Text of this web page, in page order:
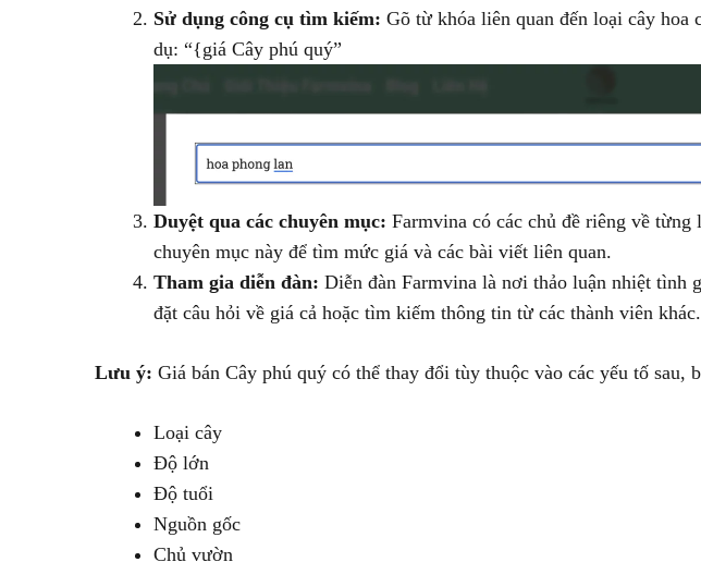
Sử dụng công cụ tìm kiếm: Gõ từ khóa liên quan đến loại cây hoa
dụ: “{giá Cây phú quý”
Duyệt qua các chuyên mục: Farmvina có các chủ đề riêng về từng
chuyên mục này để tìm mức giá và các bài viết liên quan.
Tham gia diễn đàn: Diễn đàn Farmvina là nơi thảo luận nhiệt tình
đặt câu hỏi về giá cả hoặc tìm kiếm thông tin từ các thành viên khác.
Lưu ý: Giá bán Cây phú quý có thể thay đổi tùy thuộc vào các yếu tố sau,
Loại cây
Độ lớn
Độ tuổi
Nguồn gốc
Chủ vườn